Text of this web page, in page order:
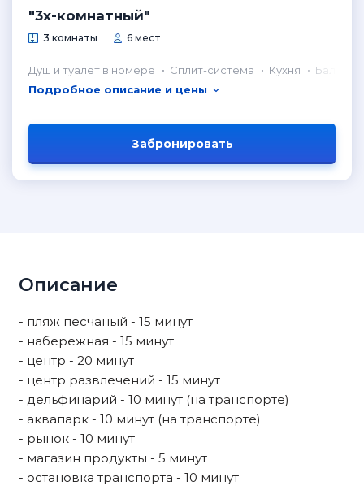
"3х-комнатный"
3 комнаты 6 мест
Душ и туалет в номере Сплит-система Кухня
Балкон
Подробное описание и цены
Забронировать
Описание
- пляж песчаный - 15 минут
- набережная - 15 минут
- центр - 20 минут
- центр развлечений - 15 минут
- дельфинарий - 10 минут (на транспорте)
- аквапарк - 10 минут (на транспорте)
- рынок - 10 минут
- магазин продукты - 5 минут
- остановка транспорта - 10 минут